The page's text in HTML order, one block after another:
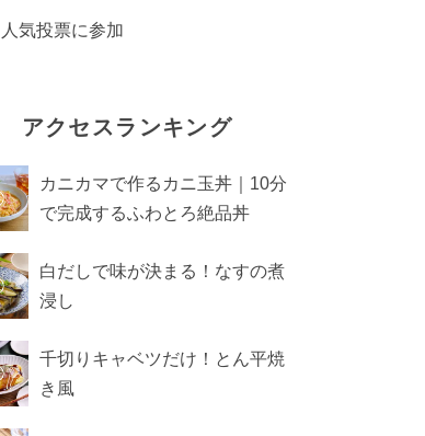
人気投票に参加
アクセスランキング
カニカマで作るカニ玉丼｜10分
で完成するふわとろ絶品丼
白だしで味が決まる！なすの煮
浸し
千切りキャベツだけ！とん平焼
き風